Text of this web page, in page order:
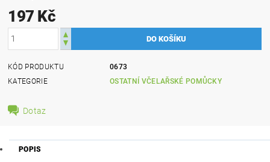
197 Kč
KÓD PRODUKTU
0673
KATEGORIE
OSTATNÍ VČELAŘSKÉ POMŮCKY
Dotaz
POPIS